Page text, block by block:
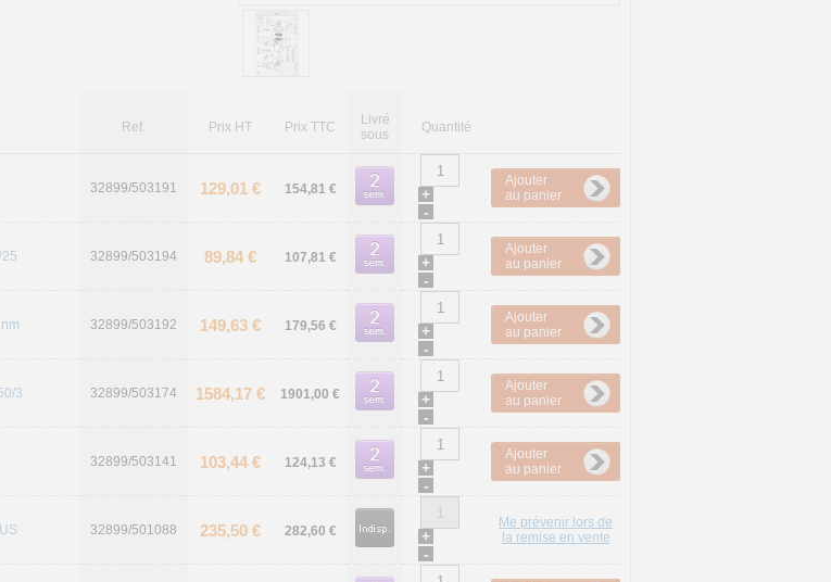
Ref. Prix HT Prix TTC
Livré
sous
Quantité
32899/503191 129,01 € 154,81 €
+
-
Ajouter
au panier
32899/503194 89,84 € 107,81 €
+
-
Ajouter
au panier
32899/503192 149,63 € 179,56 €
+
-
Ajouter
au panier
3 32899/503174 1584,17 € 1901,00 €
+
-
Ajouter
au panier
32899/503141 103,44 € 124,13 €
+
-
Ajouter
au panier
32899/501088 235,50 € 282,60 €
+
-
Me prévenir lors de
la remise en vente